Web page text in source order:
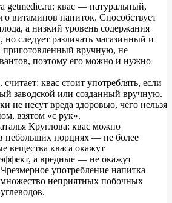
getmedic.ru: квас — натуральный,
витаминов напиток. Способствует
а низкий уровень содержания
но следует различать магазинный и
вручную, не
поэтому его можно и нужно
квас стоит употреблять, если
заводской или созданный вручную.
не несут вреда здоровью, чего нельзя
взятом «с рук».
Круглова: квас можно
небольших порциях — не более
вещества кваса окажут
а вредные — не окажут
употребление напитка
неприятных побочных